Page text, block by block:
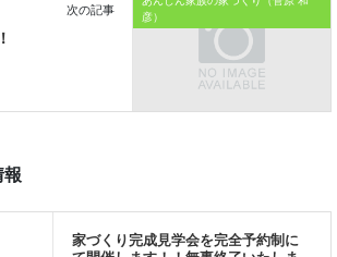
前の記事
彦）